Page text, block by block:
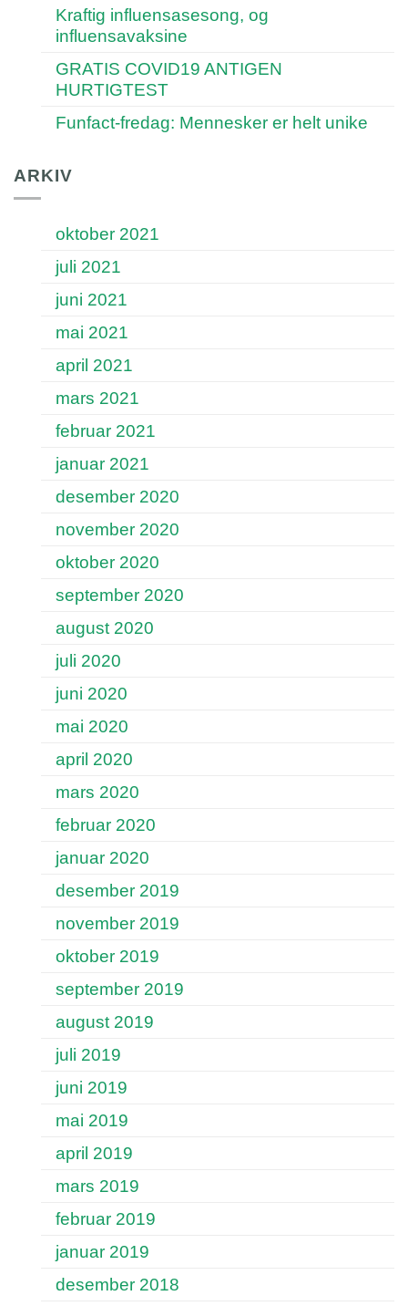
Kraftig influensasesong, og
influensavaksine
GRATIS COVID19 ANTIGEN
HURTIGTEST
Funfact-fredag: Mennesker er helt unike
ARKIV
oktober 2021
juli 2021
juni 2021
mai 2021
april 2021
mars 2021
februar 2021
januar 2021
desember 2020
november 2020
oktober 2020
september 2020
august 2020
juli 2020
juni 2020
mai 2020
april 2020
mars 2020
februar 2020
januar 2020
desember 2019
november 2019
oktober 2019
september 2019
august 2019
juli 2019
juni 2019
mai 2019
april 2019
mars 2019
februar 2019
januar 2019
desember 2018